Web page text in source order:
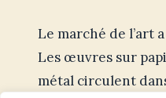
Le marché de l’art
Les œuvres sur
métal circulent